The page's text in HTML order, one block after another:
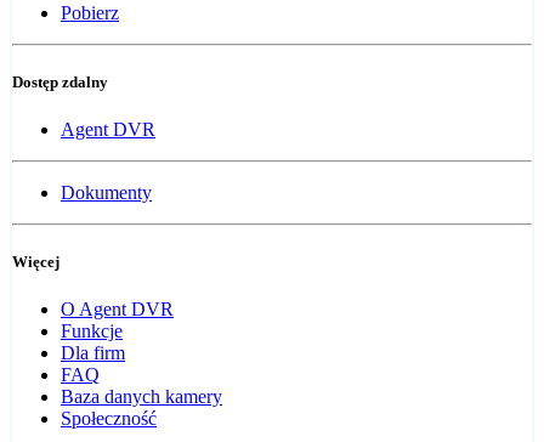
Pobierz
Dostęp zdalny
Agent DVR
Dokumenty
Więcej
O Agent DVR
Funkcje
Dla firm
FAQ
Baza danych kamery
Społeczność